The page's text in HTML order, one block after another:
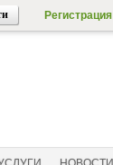
Регистрация